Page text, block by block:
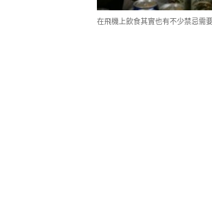
在飛機上飲食其實也有不少禁忌需